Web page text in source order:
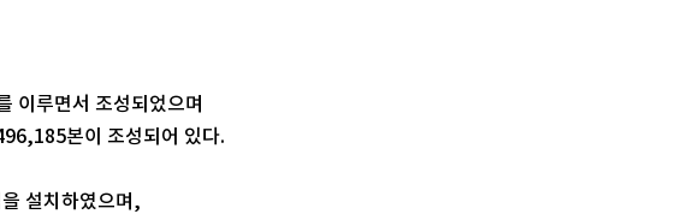
이루면서 조성되었으며
본이 조성되어 있다.
설치하였으며,